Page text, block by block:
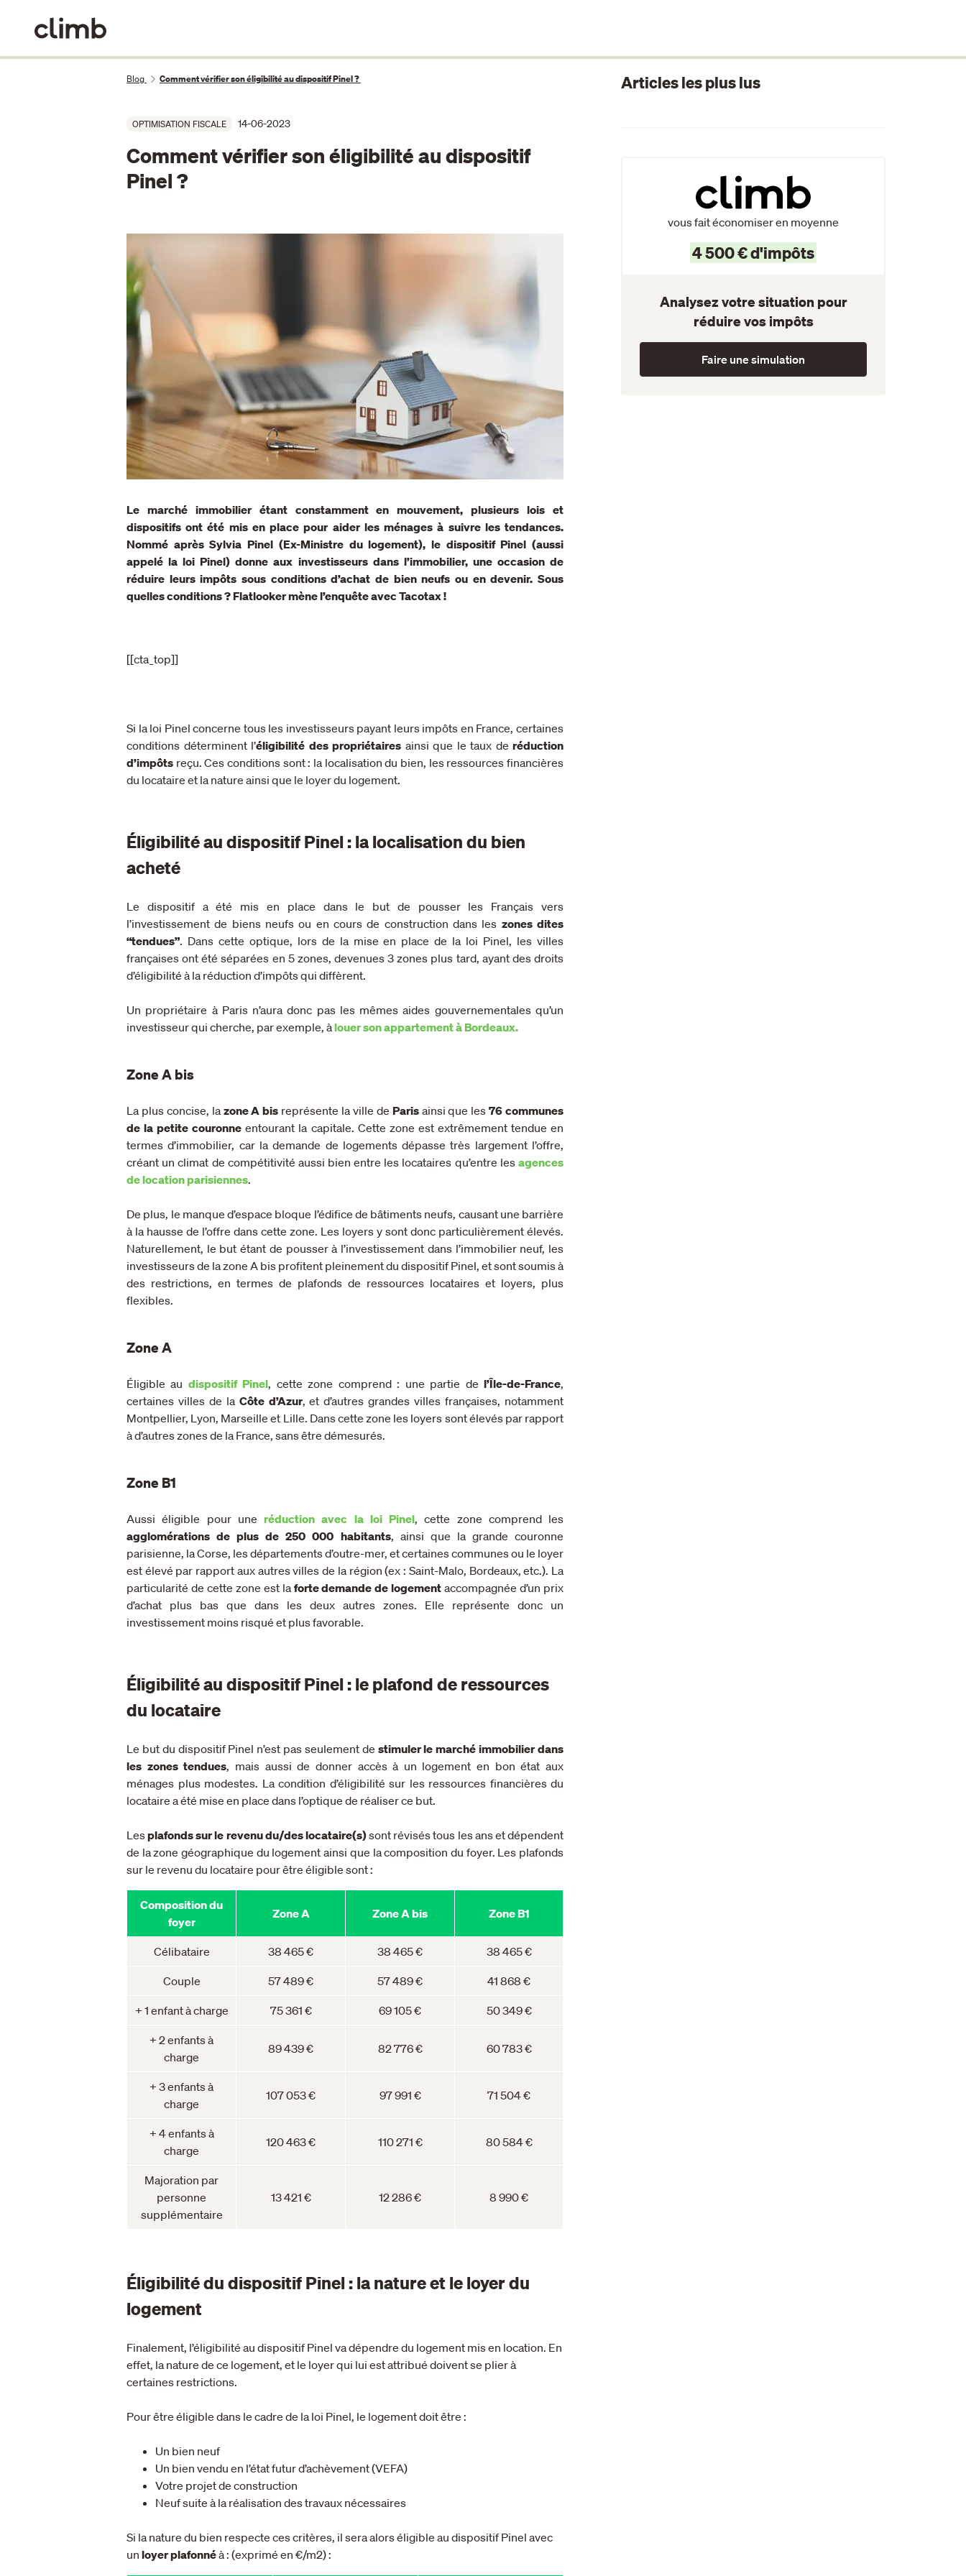
Blog Comment vérifier son éligibilité au dispositif Pinel ?
OPTIMISATION FISCALE 14-06-2023
Comment vérifier son éligibilité au dispositif
Pinel ?
Le marché immobilier étant constamment en mouvement, plusieurs lois et
dispositifs ont été mis en place pour aider les ménages à suivre les tendances.
Nommé après Sylvia Pinel (Ex-Ministre du logement), le dispositif Pinel (aussi
appelé la loi Pinel) donne aux investisseurs dans l’immobilier, une occasion de
réduire leurs impôts sous conditions d’achat de bien neufs ou en devenir. Sous
quelles conditions ? Flatlooker mène l’enquête avec Tacotax !
[[cta_top]]
Si la loi Pinel concerne tous les investisseurs payant leurs impôts en France, certaines
conditions déterminent l’éligibilité des propriétaires ainsi que le taux de réduction
d’impôts reçu. Ces conditions sont : la localisation du bien, les ressources financières
du locataire et la nature ainsi que le loyer du logement.
Éligibilité au dispositif Pinel : la localisation du bien
acheté
Le dispositif a été mis en place dans le but de pousser les Français vers
l’investissement de biens neufs ou en cours de construction dans les zones dites
“tendues”. Dans cette optique, lors de la mise en place de la loi Pinel, les villes
françaises ont été séparées en 5 zones, devenues 3 zones plus tard, ayant des droits
d’éligibilité à la réduction d’impôts qui diffèrent.
Un propriétaire à Paris n’aura donc pas les mêmes aides gouvernementales qu’un
investisseur qui cherche, par exemple, àlouer son appartement à Bordeaux.
Zone A bis
La plus concise, la zone A bis représente la ville de Parisainsi que les76 communes
de la petite couronne entourant la capitale. Cette zone est extrêmement tendue en
termes d’immobilier, car la demande de logements dépasse très largement l’offre,
créant un climat de compétitivité aussi bien entre les locataires qu’entre les agences
de location parisiennes.
De plus, le manque d’espace bloque l’édifice de bâtiments neufs, causant une barrière
à la hausse de l’offre dans cette zone. Les loyers y sont donc particulièrement élevés.
Naturellement, le but étant de pousser à l’investissement dans l’immobilier neuf, les
investisseurs de la zone A bis profitent pleinement du dispositif Pinel, et sont soumis à
des restrictions, en termes de plafonds de ressources locataires et loyers, plus
flexibles.
Zone A
Éligible au dispositif Pinel, cette zone comprend : une partie del’Île-de-France,
certaines villes de la Côte d’Azur, et d’autres grandes villes françaises, notamment
Montpellier, Lyon, Marseille et Lille. Dans cette zone les loyers sont élevés par rapport
à d’autres zones de la France, sans être démesurés.
Zone B1
Aussi éligible pour une réduction avec la loi Pinel, cette zone comprend les
agglomérations de plus de 250 000 habitants, ainsi que la grande couronne
parisienne, la Corse, les départements d’outre-mer, et certaines communes ou le loyer
est élevé par rapport aux autres villes de la région (ex : Saint-Malo, Bordeaux, etc.). La
particularité de cette zone est la forte demande de logement accompagnée d’un prix
d’achat plus bas que dans les deux autres zones. Elle représente donc un
investissement moins risqué et plus favorable.
Éligibilité au dispositif Pinel : le plafond de ressources
du locataire
Le but du dispositif Pinel n’est pas seulement de stimuler le marché immobilier dans
les zones tendues, mais aussi de donner accès à un logement en bon état aux
ménages plus modestes. La condition d’éligibilité sur les ressources financières du
locataire a été mise en place dans l’optique de réaliser ce but.
Lesplafonds sur le revenu du/des locataire(s)sont révisés tous les ans et dépendent
de la zone géographique du logement ainsi que la composition du foyer. Les plafonds
sur le revenu du locataire pour être éligible sont :
Composition du
foyer
Zone A Zone A bis Zone B1
Célibataire 38 465 € 38 465 € 38 465 €
Couple 57 489 € 57 489 € 41 868 €
+ 1 enfant à charge 75 361 € 69 105 € 50 349 €
+ 2 enfants à
charge
89 439 € 82 776 € 60 783 €
+ 3 enfants à
charge
107 053 € 97 991 € 71 504 €
+ 4 enfants à
charge
120 463 € 110 271 € 80 584 €
Majoration par
personne
supplémentaire
13 421 € 12 286 € 8 990 €
Éligibilité du dispositif Pinel : la nature et le loyer du
logement
Finalement, l’éligibilité au dispositif Pinel va dépendre du logement mis en location. En
effet, la nature de ce logement, et le loyer qui lui est attribué doivent se plier à
certaines restrictions.
Pour être éligible dans le cadre de la loi Pinel, le logement doit être :
Un bien neuf
Un bien vendu en l’état futur d’achèvement (VEFA)
Votre projet de construction
Neuf suite à la réalisation des travaux nécessaires
Si la nature du bien respecte ces critères, il sera alors éligible au dispositif Pinel avec
un loyer plafonnéà : (exprimé en €/m2) :
Articles les plus lus
vous fait économiser en moyenne
4 500 € d'impôts
Analysez votre situation pour
réduire vos impôts
Faire une simulation